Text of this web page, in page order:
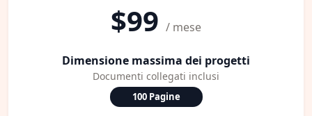
$99 / mese
Dimensione massima dei progetti
Documenti collegati inclusi
100 Pagine